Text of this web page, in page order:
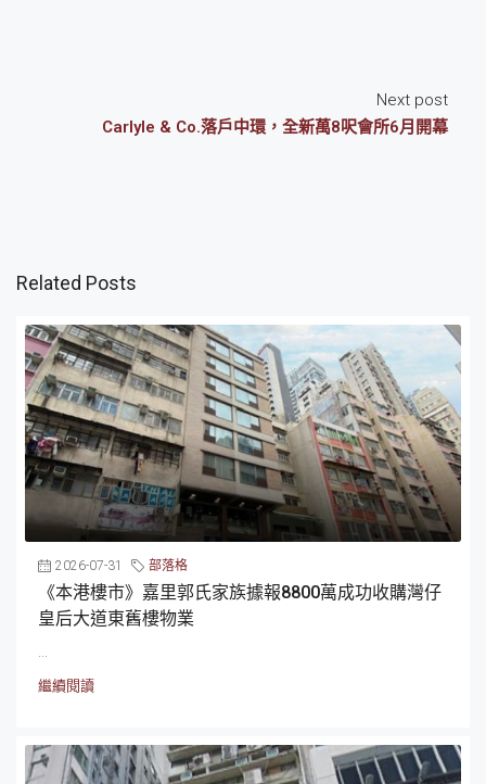
Next post
Carlyle & Co.落戶中環，全新萬8呎會所6月開幕
Related Posts
2026-07-31 部落格
《本港樓市》嘉里郭氏家族據報8800萬成功收購灣仔
皇后大道東舊樓物業
繼續閱讀